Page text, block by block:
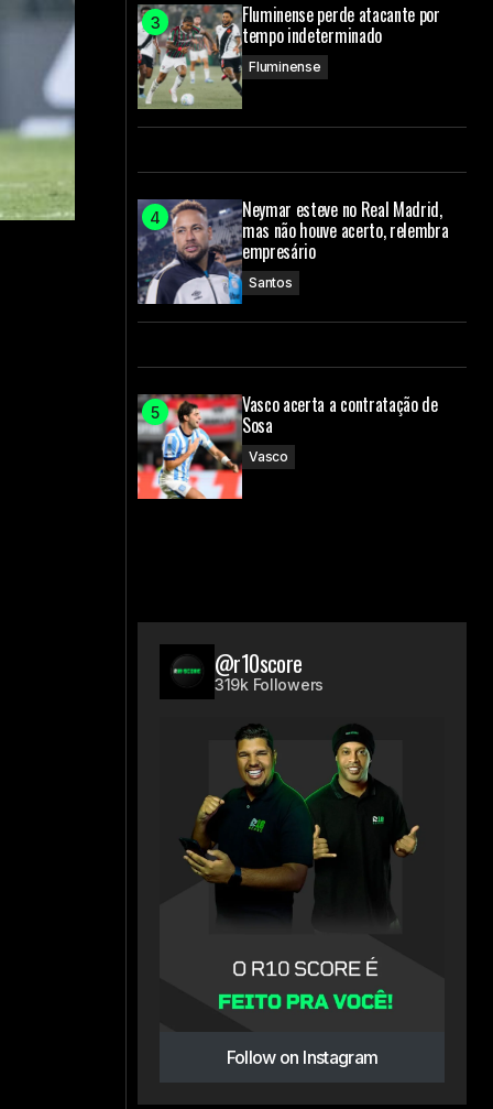
Fluminense perde atacante por
tempo indeterminado
Fluminense
Neymar esteve no Real Madrid,
mas não houve acerto, relembra
empresário
Santos
Vasco acerta a contratação de
Sosa
Vasco
@r10score
319k Followers
Follow on Instagram